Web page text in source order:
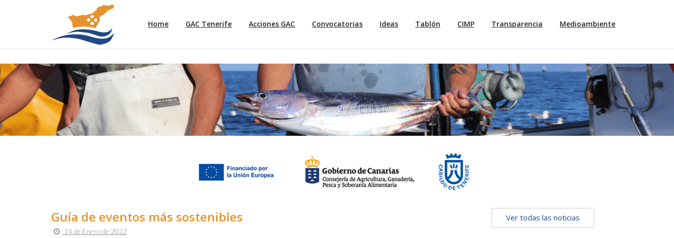
Home GAC Tenerife Acciones GAC Convocatorias Ideas Tablón CIMP Transparencia Medioambiente
Guía de eventos más sostenibles
14 de Enero de 2022
Ver todas las noticias